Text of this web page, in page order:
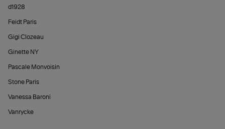
d1928
Feidt Paris
Gigi Clozeau
Ginette NY
Pascale Monvoisin
Stone Paris
Vanessa Baroni
Vanrycke